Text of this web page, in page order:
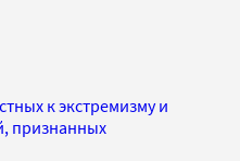
к экстремизму и
признанных